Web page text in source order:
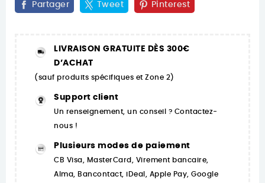
Partager Tweet Pinterest
LIVRAISON GRATUITE DÈS 300€
D’ACHAT
(sauf produits spécifiques et Zone 2)
Support client
Un renseignement, un conseil ? Contactez-
nous !
Plusieurs modes de paiement
CB Visa, MasterCard, Virement bancaire,
Alma, Bancontact, iDeal, Apple Pay, Google